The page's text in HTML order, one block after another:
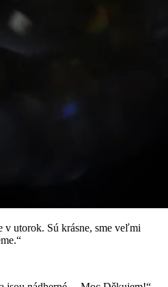
v utorok. Sú krásne, sme veľmi